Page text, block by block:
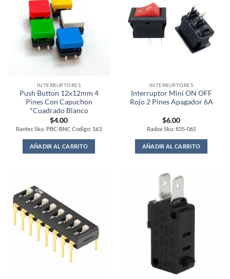
INTERRUPTORES
Push Button 12x12mm 4
Pines Con Capuchon
*Cuadrado Blanco
$4.00
Rantec Sku: PBC-BNC Codigo: 163
AÑADIR AL CARRITO
INTERRUPTORES
Interruptor Mini ON OFF
Rojo 2 Pines Apagador 6A
$6.00
Radox Sku: 835-065
AÑADIR AL CARRITO